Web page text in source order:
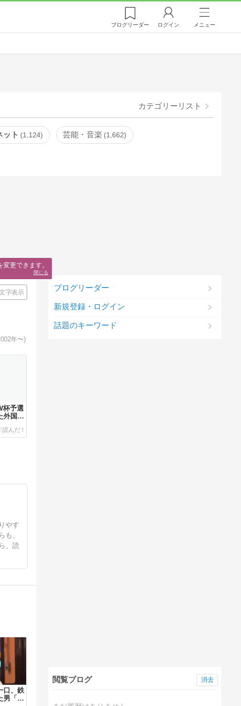
ブログリーダー ログイン メニュー
カテゴリーリスト
ット 1,124 芸能・音楽 1,662
字表示
年〜)
杯予選
外国人
が潤沢
なるわ
やす
も、
、読
口、鉄
男「も
ブログリーダー
新規登録・ログイン
話題のキーワード
閲覧ブログ 消去
変更できます。
閉じる